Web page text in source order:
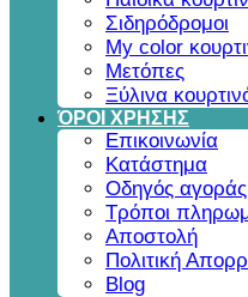
Σιδηρόδρομοι
My color
Μετόπες
Ξύλινα
ΌΡΟΙ ΧΡΗΣΗΣ
Επικοινωνία
Κατάστημα
Οδηγός αγοράς
Τρόποι
Αποστολή
Πολιτική
Blog